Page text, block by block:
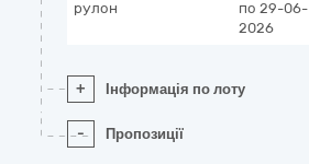
рулон
по 29-06-
2026
+ Інформація по лоту
- Пропозиції